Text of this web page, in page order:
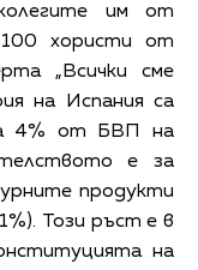
им от
100 хористи от
„Всички сме
на Испания са
4% от БВП на
е за
продукти
Този ръст е в
на